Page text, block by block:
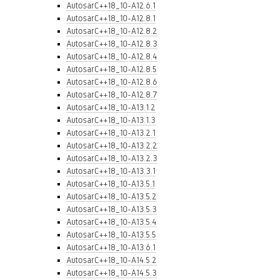
AutosarC++18_10-A12.6.1
AutosarC++18_10-A12.8.1
AutosarC++18_10-A12.8.2
AutosarC++18_10-A12.8.3
AutosarC++18_10-A12.8.4
AutosarC++18_10-A12.8.5
AutosarC++18_10-A12.8.6
AutosarC++18_10-A12.8.7
AutosarC++18_10-A13.1.2
AutosarC++18_10-A13.1.3
AutosarC++18_10-A13.2.1
AutosarC++18_10-A13.2.2
AutosarC++18_10-A13.2.3
AutosarC++18_10-A13.3.1
AutosarC++18_10-A13.5.1
AutosarC++18_10-A13.5.2
AutosarC++18_10-A13.5.3
AutosarC++18_10-A13.5.4
AutosarC++18_10-A13.5.5
AutosarC++18_10-A13.6.1
AutosarC++18_10-A14.5.2
AutosarC++18_10-A14.5.3